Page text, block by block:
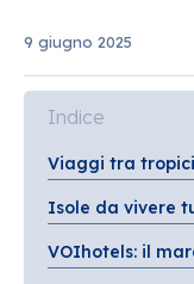
9 giugno 2025
Indice
Viaggi tra
Isole da vivere
VOIhotels: il